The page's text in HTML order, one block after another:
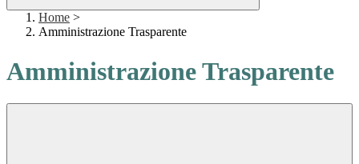
Home >
Amministrazione Trasparente
Amministrazione Trasparente